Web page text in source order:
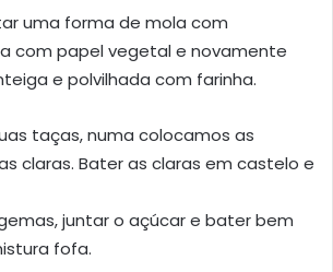
uma forma de mola com
com papel vegetal e novamente
e polvilhada com farinha.
taças, numa colocamos as
claras. Bater as claras em castelo e
juntar o açúcar e bater bem
fofa.